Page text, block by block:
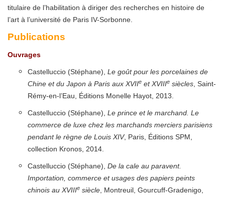
titulaire de l’habilitation à diriger des recherches en histoire de
l’art à l’université de Paris IV-Sorbonne.
Publications
Ouvrages
Castelluccio (Stéphane), Le goût pour les porcelaines de
Chine et du Japon à Paris aux XVIIe et XVIIIe siècles , Saint-
Rémy-en-l’Eau, Éditions Monelle Hayot, 2013.
Castelluccio (Stéphane), Le prince et le marchand. Le
commerce de luxe chez les marchands merciers parisiens
pendant le règne de Louis XIV, Paris, Éditions SPM,
collection Kronos, 2014.
Castelluccio (Stéphane), De la cale au paravent.
Importation, commerce et usages des papiers peints
chinois au XVIIIe siècle , Montreuil, Gourcuff-Gradenigo,